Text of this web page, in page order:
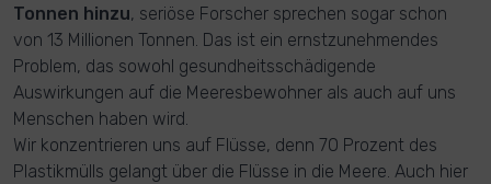
Tonnen hinzu, seriöse Forscher sprechen sogar schon
von 13 Millionen Tonnen. Das ist ein ernstzunehmendes
Problem, das sowohl gesundheitsschädigende
Auswirkungen auf die Meeresbewohner als auch auf uns
Menschen haben wird.
Wir konzentrieren uns auf Flüsse, denn 70 Prozent des
Plastikmülls gelangt über die Flüsse in die Meere. Auch hier